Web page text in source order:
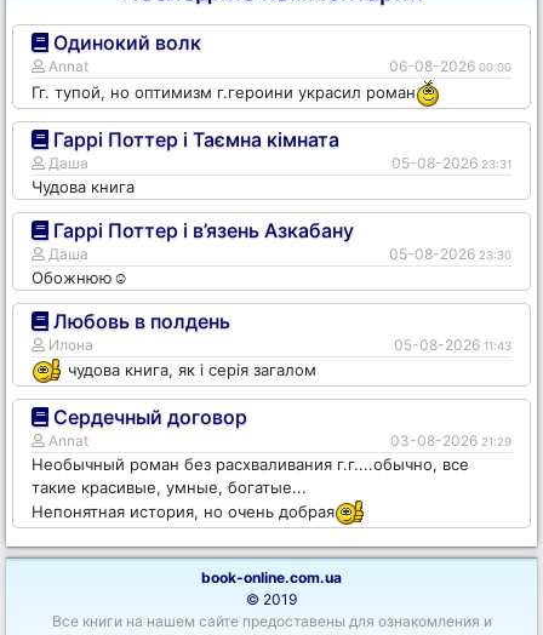
Одинокий волк
Annat 06-08-2026 00:00
Гг. тупой, но оптимизм г.героини украсил роман
Гаррі Поттер і Таємна кімната
Даша 05-08-2026 23:31
Чудова книга
Гаррі Поттер і в’язень Азкабану
Даша 05-08-2026 23:30
Обожнюю☺️
Любовь в полдень
Илона 05-08-2026 11:43
чудова книга, як і серія загалом
Сердечный договор
Annat 03-08-2026 21:29
Необычный роман без расхваливания г.г....обычно, все
такие красивые, умные, богатые...
Непонятная история, но очень добрая
book-online.com.ua
© 2019
Все книги на нашем сайте предоставены для ознакомления и